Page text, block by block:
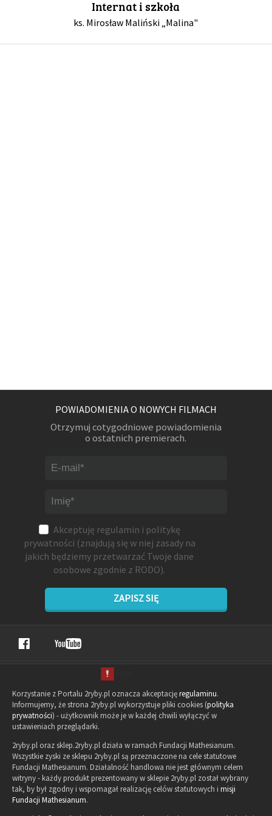
Internat i szkoła
ks. Mirosław Maliński „Malina"
POWIADOMIENIA O NOWYCH FILMACH
Otrzymuj cotygodniowe powiadomienia
o ostatnich premierach.
Akceptuję regulamin i politykę
prywatności (znajdują się w niej zasady na
jakich będziemy przetwarzać Twoje dane
osobowe zgodnie z RODO).
ZAPISZ SIĘ
Korzystanie z Portalu 2ryby.pl oznacza akceptacjęregulaminu.
Informujemy, że strona 2ryby.pl wykorzystuje pliki cookies (polityka
prywatności) - użytkownik może je w każdej chwili wyłączyć w
ustawieniach przeglądarki.
2ryby.pl oraz sklep.2ryby.pl działa w ramach Fundacji Mathesianum.
Wszystkie zyski ze sklepu 2ryby.pl są przeznaczone na cele statutowe
Fundacji Mathesianum. Działalność handlowa nie jest głównym celem
witryny - każdy produkt prezentowany w sklepie 2ryby.pl został wybrany
tak, by był zgodny i wspomagał realizację celów statutowych i misji
Fundacji Mathesianum.